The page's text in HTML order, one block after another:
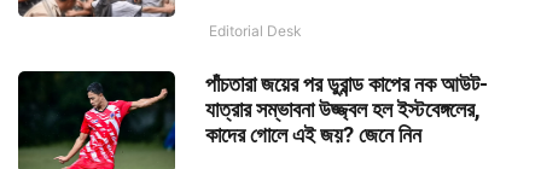
Editorial Desk
পাঁচতারা জয়ের পর ডুরান্ড কাপের নক আউট-
যাত্রার সম্ভাবনা উজ্জ্বল হল ইস্টবেঙ্গলের,
কাদের গোলে এই জয়? জেনে নিন